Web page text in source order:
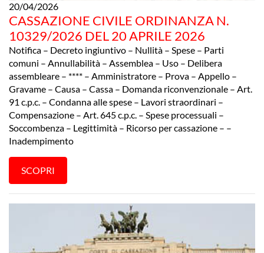
20/04/2026
CASSAZIONE CIVILE ORDINANZA N.
10329/2026 DEL 20 APRILE 2026
Notifica – Decreto ingiuntivo – Nullità – Spese – Parti
comuni – Annullabilità – Assemblea – Uso – Delibera
assembleare – **** – Amministratore – Prova – Appello –
Gravame – Causa – Cassa – Domanda riconvenzionale – Art.
91 c.p.c. – Condanna alle spese – Lavori straordinari –
Compensazione – Art. 645 c.p.c. – Spese processuali –
Soccombenza – Legittimità – Ricorso per cassazione – –
Inadempimento
SCOPRI